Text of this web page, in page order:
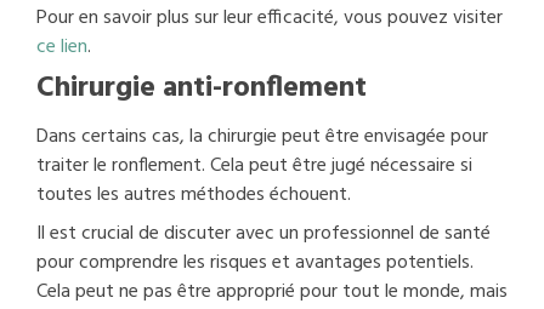
Pour en savoir plus sur leur efficacité, vous pouvez visiter
ce lien.
Chirurgie anti-ronflement
Dans certains cas, la chirurgie peut être envisagée pour
traiter le ronflement. Cela peut être jugé nécessaire si
toutes les autres méthodes échouent.
Il est crucial de discuter avec un professionnel de santé
pour comprendre les risques et avantages potentiels.
Cela peut ne pas être approprié pour tout le monde, mais